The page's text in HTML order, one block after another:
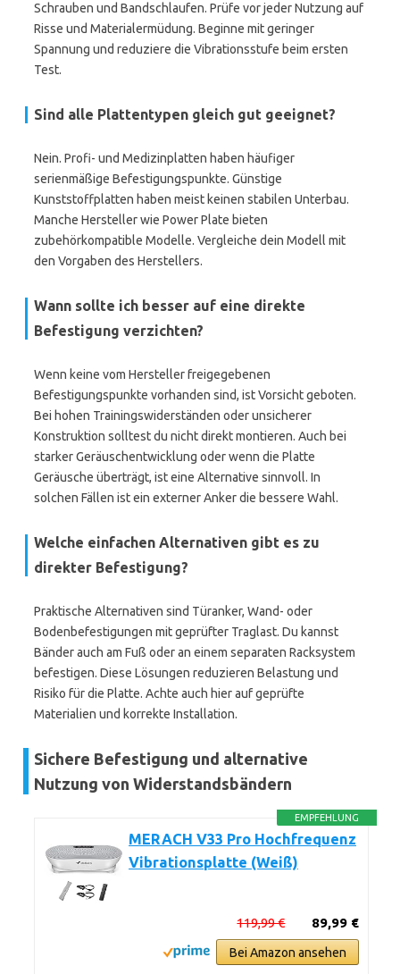
Schrauben und Bandschlaufen. Prüfe vor jeder Nutzung auf
Risse und Materialermüdung. Beginne mit geringer
Spannung und reduziere die Vibrationsstufe beim ersten
Test.
Sind alle Plattentypen gleich gut geeignet?
Nein. Profi- und Medizinplatten haben häufiger
serienmäßige Befestigungspunkte. Günstige
Kunststoffplatten haben meist keinen stabilen Unterbau.
Manche Hersteller wie Power Plate bieten
zubehörkompatible Modelle. Vergleiche dein Modell mit
den Vorgaben des Herstellers.
Wann sollte ich besser auf eine direkte
Befestigung verzichten?
Wenn keine vom Hersteller freigegebenen
Befestigungspunkte vorhanden sind, ist Vorsicht geboten.
Bei hohen Trainingswiderständen oder unsicherer
Konstruktion solltest du nicht direkt montieren. Auch bei
starker Geräuschentwicklung oder wenn die Platte
Geräusche überträgt, ist eine Alternative sinnvoll. In
solchen Fällen ist ein externer Anker die bessere Wahl.
Welche einfachen Alternativen gibt es zu
direkter Befestigung?
Praktische Alternativen sind Türanker, Wand- oder
Bodenbefestigungen mit geprüfter Traglast. Du kannst
Bänder auch am Fuß oder an einem separaten Racksystem
befestigen. Diese Lösungen reduzieren Belastung und
Risiko für die Platte. Achte auch hier auf geprüfte
Materialien und korrekte Installation.
Sichere Befestigung und alternative
Nutzung von Widerstandsbändern
EMPFEHLUNG
MERACH V33 Pro Hochfrequenz
Vibrationsplatte (Weiß)
89,99 €
119,99 €
Bei Amazon ansehen